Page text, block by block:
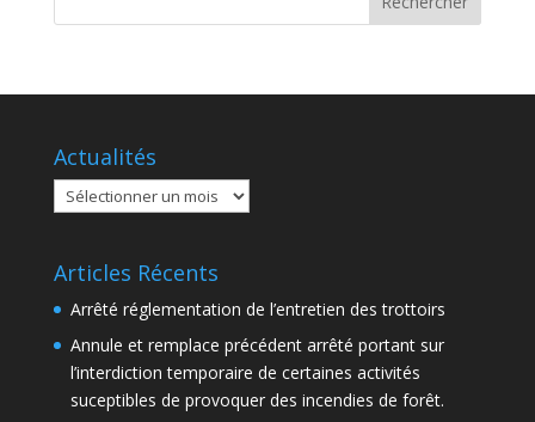
Actualités
Actualités
Articles Récents
Arrêté réglementation de l’entretien des trottoirs
Annule et remplace précédent arrêté portant sur
l’interdiction temporaire de certaines activités
suceptibles de provoquer des incendies de forêt.